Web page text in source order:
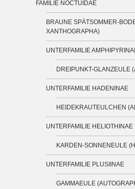
FAMILIE NOCTUIDAE
BRAUNE SPÄTSOMMER-
XANTHOGRAPHA)
UNTERFAMILIE
DREIPUNKT-GLANZEULE
UNTERFAMILIE HADENINAE
HEIDEKRAUTEULCHEN
UNTERFAMILIE HELIOTHINAE
KARDEN-SONNENEULE
UNTERFAMILIE PLUSIINAE
GAMMAEULE